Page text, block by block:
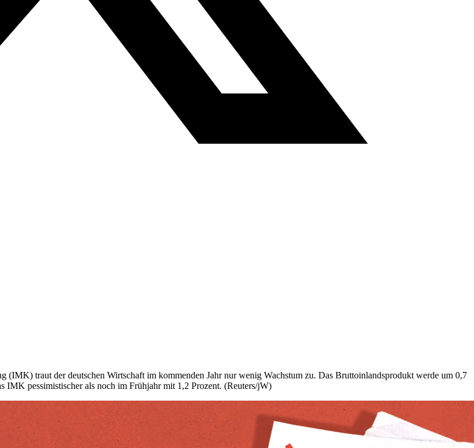
traut der deutschen Wirtschaft im kommenden Jahr nur wenig Wachstum zu. Das Bruttoinlandsprodukt werde um 0,7
IMK pessimistischer als noch im Frühjahr mit 1,2 Prozent. (Reuters/jW)